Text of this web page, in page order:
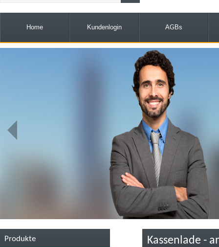
Home Kundenlogin AGBs
Produkte Kassenlade -